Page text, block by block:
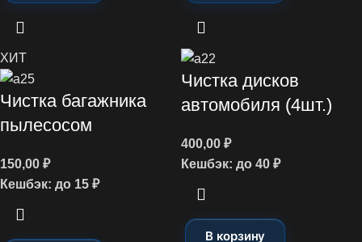
ХИТ
Чистка багажника
пылесосом
150,00 ₽
Кешбэк: до 15 ₽
Чистка дисков
автомобиля (4шт.)
400,00 ₽
Кешбэк: до 40 ₽
В корзину